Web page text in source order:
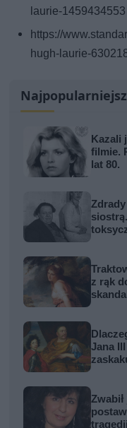
laurie-1459434553
https://
hugh-laurie-
Kazali
filmie.
lat 80.
z rąk
Jana